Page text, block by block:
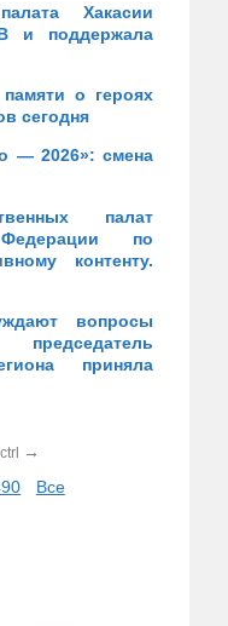
Хакасии
и поддержала
о героях
сегодня
— 2026»: смена
палат
по
контенту.
вопросы
председатель
приняла
ctrl →
Все